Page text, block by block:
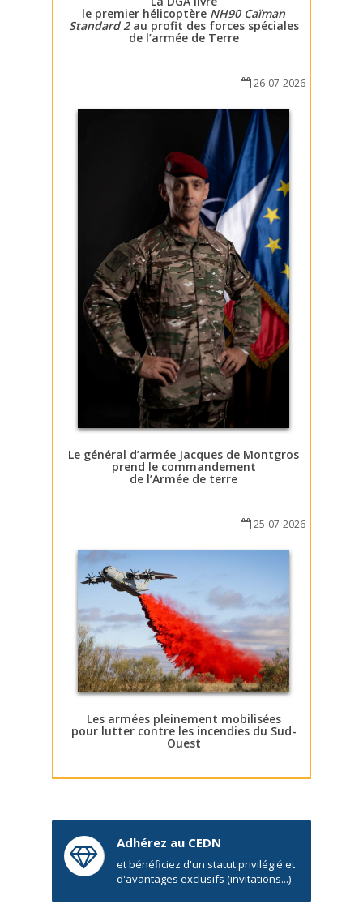
le premier hélicoptère NH90 Caïman
Standard 2au profit des forces spéciales
de l’armée de Terre
26-07-2026
Le général d’armée Jacques de Montgros
prend le commandement
de l’Armée de terre
25-07-2026
Les armées pleinement mobilisées
pour lutter contre les incendies du Sud-
Ouest
Adhérez au CEDN
et bénéficiez d'un statut privilégié et
d'avantages exclusifs (invitations...)